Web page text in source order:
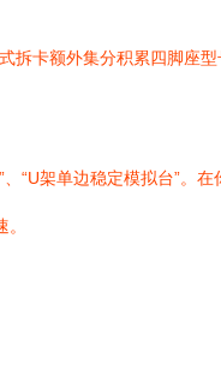
卡额外集分积累四脚座
架单边稳定模拟台”。